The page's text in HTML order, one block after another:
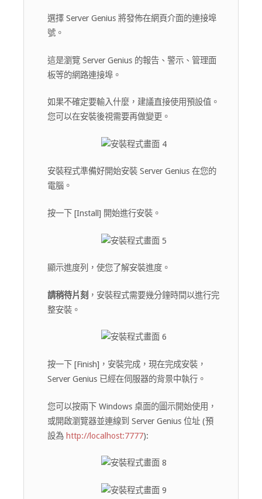
選擇 Server Genius 將發佈在網頁介面的連接埠
號。
這是瀏覽 Server Genius 的報告、警示、管理面
板等的網路連接埠。
如果不確定要輸入什麼，建議直接使用預設值。
您可以在安裝後視需要再做變更。
安裝程式準備好開始安裝 Server Genius 在您的
電腦。
按一下 [Install] 開始進行安裝。
顯示進度列，使您了解安裝進度。
請稍待片刻 ，安裝程式需要幾分鐘時間以進行完
整安裝。
按一下 [Finish]，安裝完成，現在完成安裝，
Server Genius 已經在伺服器的背景中執行。
您可以按兩下 Windows 桌面的圖示開始使用，
或開啟瀏覽器並連線到 Server Genius 位址 (預
設為 http://localhost:7777):